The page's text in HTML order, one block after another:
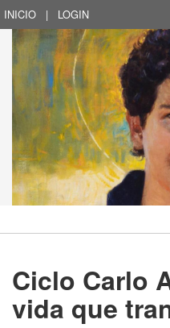
INICIO | LOGIN
Ciclo Carlo
vida que